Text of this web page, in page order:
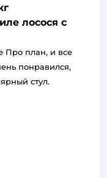
лосося с
Про план, и все
понравился,
стул.